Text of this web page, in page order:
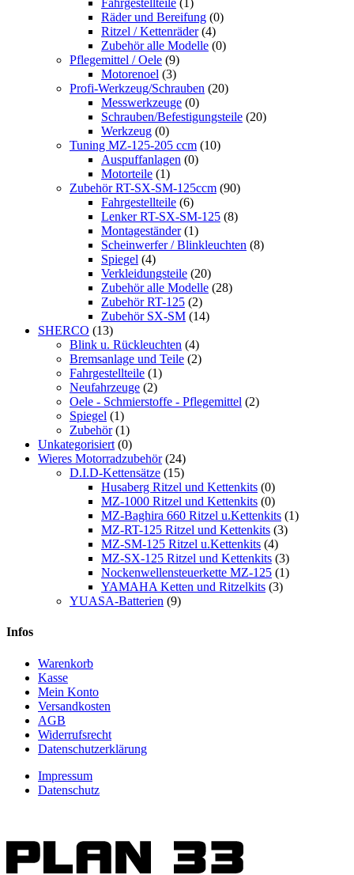
Fahrgestellteile (1)
Räder und Bereifung (0)
Ritzel / Kettenräder (4)
Zubehör alle Modelle (0)
Pflegemittel / Oele (9)
Motorenoel (3)
Profi-Werkzeug/Schrauben (20)
Messwerkzeuge (0)
Schrauben/Befestigungsteile (20)
Werkzeug (0)
Tuning MZ-125-205 ccm (10)
Auspuffanlagen (0)
Motorteile (1)
Zubehör RT-SX-SM-125ccm (90)
Fahrgestellteile (6)
Lenker RT-SX-SM-125 (8)
Montageständer (1)
Scheinwerfer / Blinkleuchten (8)
Spiegel (4)
Verkleidungsteile (20)
Zubehör alle Modelle (28)
Zubehör RT-125 (2)
Zubehör SX-SM (14)
SHERCO (13)
Blink u. Rückleuchten (4)
Bremsanlage und Teile (2)
Fahrgestellteile (1)
Neufahrzeuge (2)
Oele - Schmierstoffe - Pflegemittel (2)
Spiegel (1)
Zubehör (1)
Unkategorisiert (0)
Wieres Motorradzubehör (24)
D.I.D-Kettensätze (15)
Husaberg Ritzel und Kettenkits (0)
MZ-1000 Ritzel und Kettenkits (0)
MZ-Baghira 660 Ritzel u.Kettenkits (1)
MZ-RT-125 Ritzel und Kettenkits (3)
MZ-SM-125 Ritzel u.Kettenkits (4)
MZ-SX-125 Ritzel und Kettenkits (3)
Nockenwellensteuerkette MZ-125 (1)
YAMAHA Ketten und Ritzelkits (3)
YUASA-Batterien (9)
Infos
Warenkorb
Kasse
Mein Konto
Versandkosten
AGB
Widerrufsrecht
Datenschutzerklärung
Impressum
Datenschutz